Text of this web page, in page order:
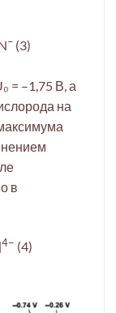
–(3)
= –1,75 В, а
на
в
4− (4)